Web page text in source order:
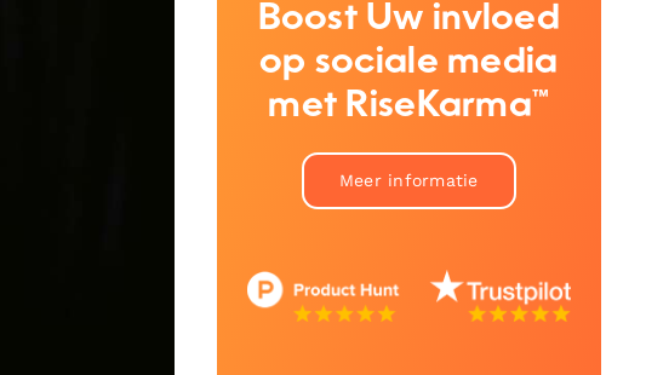
Boost Uw invloed
op sociale media
met RiseKarma™
Meer informatie